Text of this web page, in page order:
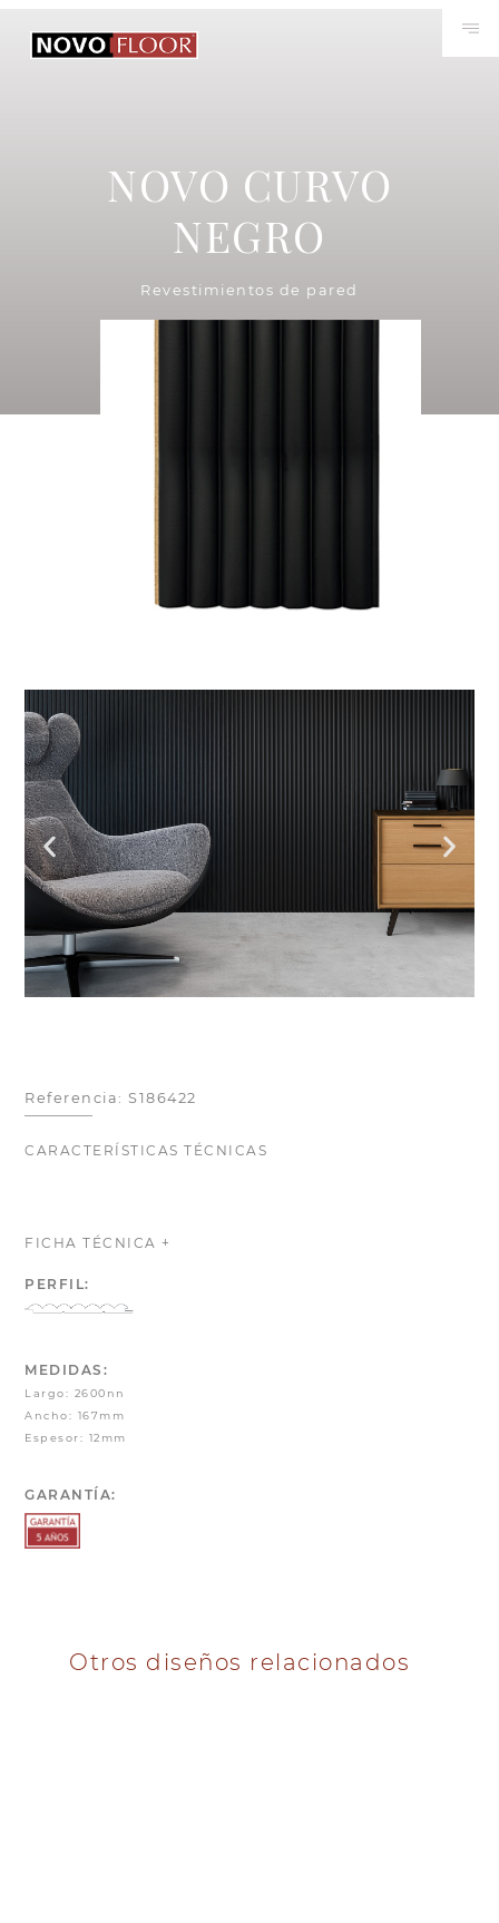
NOVO CURVO
NEGRO
Revestimientos de pared
Referencia: S186422
CARACTERÍSTICAS TÉCNICAS
FICHA TÉCNICA +
PERFIL:
MEDIDAS:
Largo: 2600nn
Ancho: 167mm
Espesor: 12mm
GARANTÍA:
Otros diseños relacionados